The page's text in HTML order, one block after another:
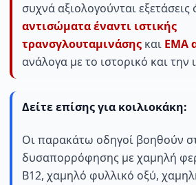
συχνά αξιολογούνται
αντισώματα έναντι ιστικής
τρανσγλουταμινάσης και EMA
ανάλογα με το ιστορικό και την
Δείτε επίσης για κοιλιοκάκη:
Οι παρακάτω οδηγοί βοηθούν
δυσαπορρόφησης με χαμηλή
B12, χαμηλό φυλλικό οξύ,